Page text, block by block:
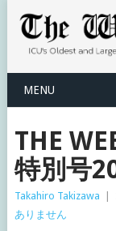
MENU
THE
特別号
Takahiro Takizawa
ありません